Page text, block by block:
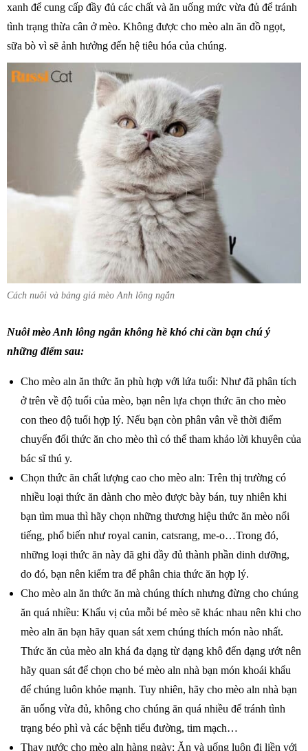
xanh để cung cấp đầy đủ các chất và ăn uống mức vừa đủ để tránh
tình trạng thừa cân ở mèo. Không được cho mèo aln ăn đồ ngọt,
sữa bò vì sẽ ảnh hưởng đến hệ tiêu hóa của chúng.
Cách nuôi và bảng giá mèo Anh lông ngắn
Nuôi mèo Anh lông ngắn không hề khó chỉ cần bạn chú ý
những điểm sau:
Cho mèo aln ăn thức ăn phù hợp với lứa tuổi: Như đã phân tích
ở trên về độ tuổi của mèo, bạn nên lựa chọn thức ăn cho mèo
con theo độ tuổi hợp lý. Nếu bạn còn phân vân về thời điểm
chuyển đổi thức ăn cho mèo thì có thể tham khảo lời khuyên của
bác sĩ thú y.
Chọn thức ăn chất lượng cao cho mèo aln: Trên thị trường có
nhiều loại thức ăn dành cho mèo được bày bán, tuy nhiên khi
bạn tìm mua thì hãy chọn những thương hiệu thức ăn mèo nổi
tiếng, phổ biến như royal canin, catsrang, me-o…Trong đó,
những loại thức ăn này đã ghi đầy đủ thành phần dinh dưỡng,
do đó, bạn nên kiểm tra để phân chia thức ăn hợp lý.
Cho mèo aln ăn thức ăn mà chúng thích nhưng đừng cho chúng
ăn quá nhiều: Khẩu vị của mỗi bé mèo sẽ khác nhau nên khi cho
mèo aln ăn bạn hãy quan sát xem chúng thích món nào nhất.
Thức ăn của mèo aln khá đa dạng từ dạng khô đến dạng ướt nên
hãy quan sát để chọn cho bé mèo aln nhà bạn món khoái khẩu
để chúng luôn khỏe mạnh. Tuy nhiên, hãy cho mèo aln nhà bạn
ăn uống vừa đủ, không cho chúng ăn quá nhiều để tránh tình
trạng béo phì và các bệnh tiểu đường, tim mạch…
Thay nước cho mèo aln hàng ngày: Ăn và uống luôn đi liền với